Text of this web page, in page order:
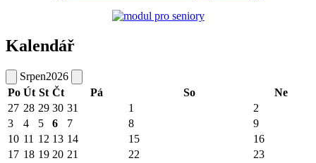
Kalendář
Srpen2026
Po Út St Čt Pá So
Ne
27 28 29 30 31 1
2
3
4 5 6 7 8
9
10 11 12 13 14 15
16
17 18 19 20 21 22 23